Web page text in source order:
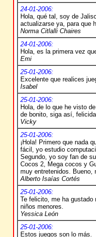
24-01-2006:
Hola, qué tal, soy de
actualizarse ya, para que
Norma Citlalli Chaires
24-01-2006:
Hola, es la primera vez
Emi
25-01-2006:
Excelente que realices
Isabel
25-01-2006:
Hola, de lo que he visto
de bonito, siga así,
Vicky
25-01-2006:
¡Hola! Primero que nada
fácil, yo estudio
Segundo, yo soy fan de
Cocos 2, Mega cocos y
muy entretenidos. Bueno,
Alberto Isaías Cortés
25-01-2006:
Te felicito, me ha gustado
niños menores.
Yessica León
25-01-2006:
Estos juegos son lo más.